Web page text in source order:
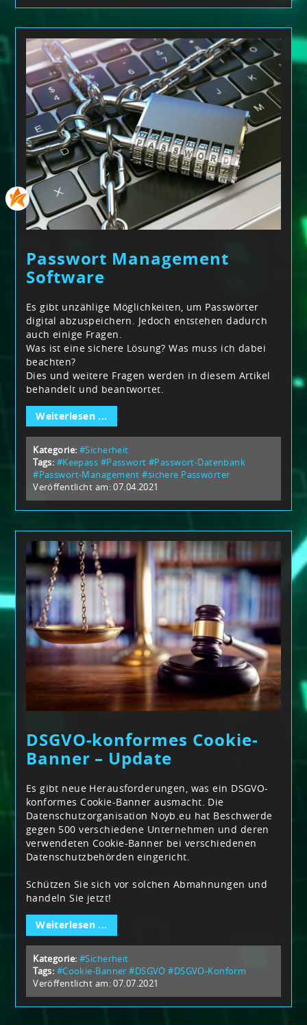
Passwort Management
Software
Es gibt unzählige Möglichkeiten, um Passwörter
digital abzuspeichern. Jedoch entstehen dadurch
auch einige Fragen.
Was ist eine sichere Lösung? Was muss ich dabei
beachten?
Dies und weitere Fragen werden in diesem Artikel
behandelt und beantwortet.
Weiterlesen ...
Kategorie: #Sicherheit
Tags: #Keepass #Passwort #Passwort-Datenbank
#Passwort-Management #sichere Passwörter
Veröffentlicht am: 07.04.2021
DSGVO-konformes Cookie-
Banner – Update
Es gibt neue Herausforderungen, was ein DSGVO-
konformes Cookie-Banner ausmacht. Die
Datenschutzorganisation Noyb.eu hat Beschwerde
gegen 500 verschiedene Unternehmen und deren
verwendeten Cookie-Banner bei verschiedenen
Datenschutzbehörden eingericht.
Schützen Sie sich vor solchen Abmahnungen und
handeln Sie jetzt!
Weiterlesen ...
Kategorie: #Sicherheit
Tags: #Cookie-Banner #DSGVO #DSGVO-Konform
Veröffentlicht am: 07.07.2021